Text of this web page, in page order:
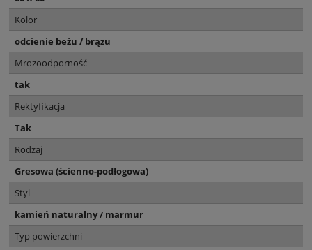
Kolor
odcienie beżu / brązu
Mrozoodporność
tak
Rektyfikacja
Tak
Rodzaj
Gresowa (ścienno-podłogowa)
Styl
kamień naturalny / marmur
Typ powierzchni